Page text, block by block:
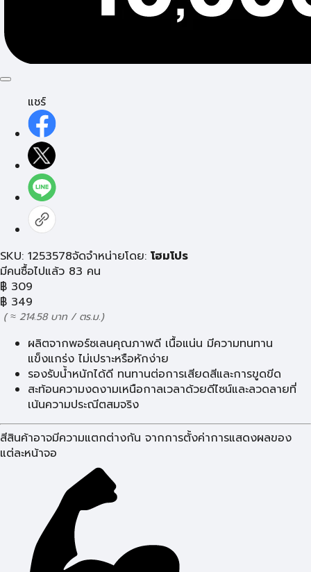
แชร์
SKU: 1253578จัดจำหน่ายโดย: โฮมโปร
มีคนซื้อไปแล้ว 83 คน
฿ 309
฿ 349
( ≈ 214.58 บาท / ตร.ม.)
ผลิตจากพอร์ซเลนคุณภาพดี เนื้อแน่น มีความทนทาน
แข็งแกร่ง ไม่เปราะหรือหักง่าย
รองรับน้ำหนักได้ดี ทนทานต่อการเสียดสีและการขูดขีด
สะท้อนความงดงามเหนือกาลเวลาด้วยดีไซน์และลวดลายที่
เน้นความประณีตสมจริง
สีสินค้าอาจมีความแตกต่างกัน จากการตั้งค่าการแสดงผลของ
แต่ละหน้าจอ